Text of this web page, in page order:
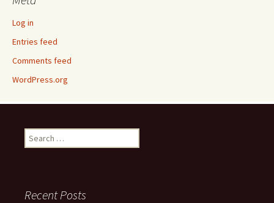
Log in
Entries feed
Comments feed
WordPress.org
Search
for:
Recent Posts